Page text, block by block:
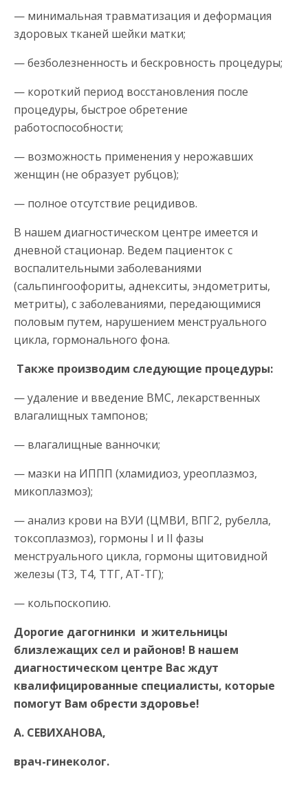
— минимальная травматизация и деформация
здоровых тканей шейки матки;
— безболезненность и бескровность процедуры;
— короткий период восстановления после
процедуры, быстрое обретение
работоспособности;
— возможность применения у нерожавших
женщин (не образует рубцов);
— полное отсутствие рецидивов.
В нашем диагностическом центре имеется и
дневной стационар. Ведем пациенток с
воспалительными заболеваниями
(сальпингоофориты, аднекситы, эндометриты,
метриты), с заболеваниями, передающимися
половым путем, нарушением менструального
цикла, гормонального фона.
Также производим следующие процедуры:
— удаление и введение ВМС, лекарственных
влагалищных тампонов;
— влагалищные ванночки;
— мазки на ИППП (хламидиоз, уреоплазмоз,
микоплазмоз);
— анализ крови на ВУИ (ЦМВИ, ВПГ2, рубелла,
токсоплазмоз), гормоны I и II фазы
менструального цикла, гормоны щитовидной
железы (Т3, Т4, ТТГ, АТ-ТГ);
— кольпоскопию.
Дорогие дагогнинки и жительницы
близлежащих сел и районов! В нашем
диагностическом центре Вас ждут
квалифицированные специалисты, которые
помогут Вам обрести здоровье!
А. СЕВИХАНОВА,
врач-гинеколог.